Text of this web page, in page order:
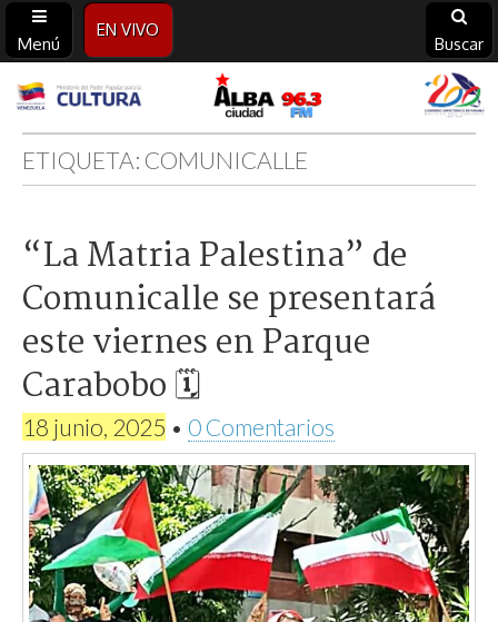
Menú
EN VIVO
Buscar
Alba
Ciudad
96.3
FM
ETIQUETA: COMUNICALLE
“La Matria Palestina” de
Comunicalle se presentará
este viernes en Parque
Carabobo 🗓
18 junio, 2025 • 0 Comentarios